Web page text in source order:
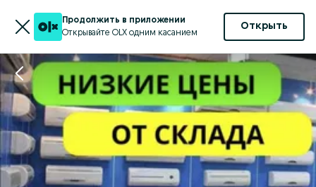
Продолжить в приложении
Открывайте OLX одним касанием
Открыть